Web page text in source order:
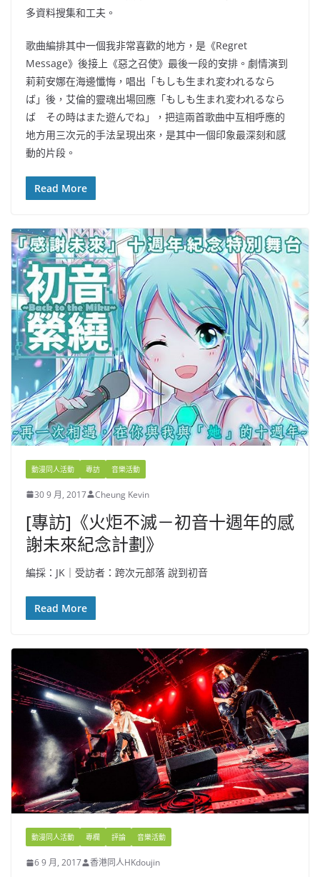
多資料搜集和工夫。
歌曲編排其中一個我非常喜歡的地方，是《Regret
Message》後接上《惡之召使》最後一段的安排。劇情演到
莉莉安娜在海邊懺悔，唱出「もしも生まれ変われるなら
ば」後，艾倫的靈魂出場回應「もしも生まれ変われるなら
ば その時はまた遊んでね」，把這兩首歌曲中互相呼應的
地方用三次元的手法呈現出來，是其中一個印象最深刻和感
動的片段。
Read More
動漫同人活動 專訪 音樂活動
30 9 月, 2017 Cheung Kevin
[專訪]《火炬不滅－初音十週年的感
謝未來紀念計劃》
編採：JK｜受訪者：跨次元部落 說到初音
Read More
動漫同人活動 專欄 評論 音樂活動
6 9 月, 2017 香港同人HKdoujin